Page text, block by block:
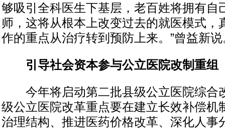
够吸引全科医生下基层，老百姓将拥有自
师，这将从根本上改变过去的就医模式，
作的重点从治疗转到预防上来。”曾益新
引导社会资本参与公立医院改制重组
今年将启动第二批县级公立医院综合
级公立医院改革重点要在建立长效补偿机
治理结构、推进医药价格改革、深化人事